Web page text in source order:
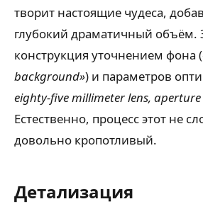
творит настоящие чудеса,
глубокий драматичный объём.
конструкция уточнением фона (
background») и параметров
eighty-five millimeter lens,
Естественно, процесс этот не
довольно кропотливый.
Детализация